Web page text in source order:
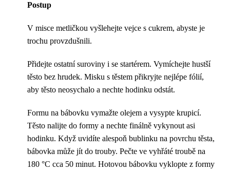
Postup
V misce metličkou vyšlehejte vejce s cukrem, abyste je
trochu provzdušnili.
Přidejte ostatní suroviny i se startérem. Vymíchejte hustší
těsto bez hrudek. Misku s těstem přikryjte nejlépe fólií,
aby těsto neosychalo a nechte hodinku odstát.
Formu na bábovku vymažte olejem a vysypte krupicí.
Těsto nalijte do formy a nechte finálně vykynout asi
hodinku. Když uvidíte alespoň bublinku na povrchu těsta,
bábovka může jít do trouby. Pečte ve vyhřáté troubě na
180 °C cca 50 minut. Hotovou bábovku vyklopte z formy